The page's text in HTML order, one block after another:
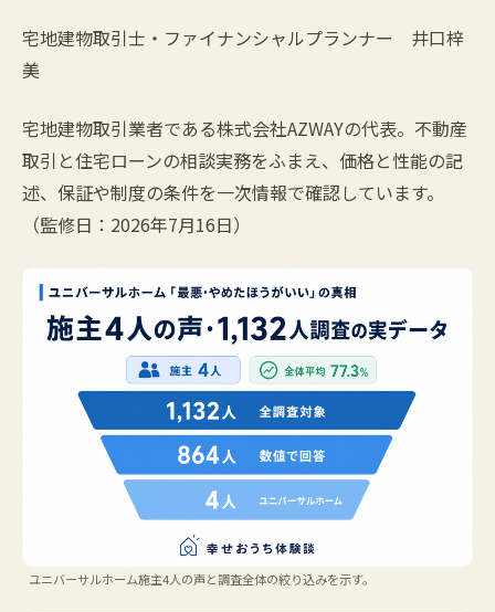
宅地建物取引士・ファイナンシャルプランナー 井口梓
美
宅地建物取引業者である株式会社AZWAYの代表。不動産
取引と住宅ローンの相談実務をふまえ、価格と性能の記
述、保証や制度の条件を一次情報で確認しています。
（監修日：2026年7月16日）
ユニバーサルホーム施主4人の声と調査全体の絞り込みを示す。